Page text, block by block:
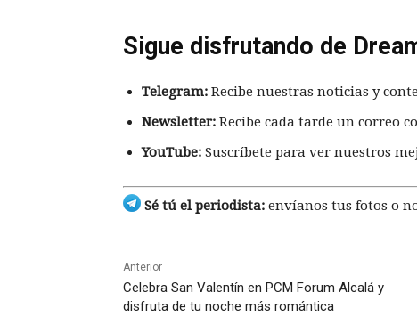
Sigue disfrutando de
Telegram: Recibe nuestras noticias y
Newsletter: Recibe cada tarde un correo
YouTube: Suscríbete para ver nuestros
Sé tú el periodista: envíanos tus fotos o
Anterior
Celebra San Valentín en PCM Forum Alcalá y
disfruta de tu noche más romántica